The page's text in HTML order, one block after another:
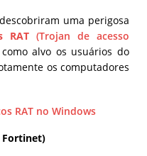
uma perigosa
RAT(Trojan de acesso
alvo os usuários do
os computadores
Fortinet)